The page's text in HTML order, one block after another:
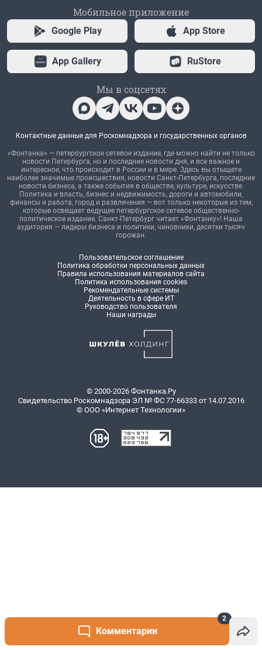
Комментарии
2